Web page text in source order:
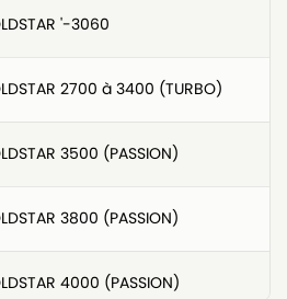
'-3060
2700 à 3400 (TURBO)
3500 (PASSION)
3800 (PASSION)
4000 (PASSION)